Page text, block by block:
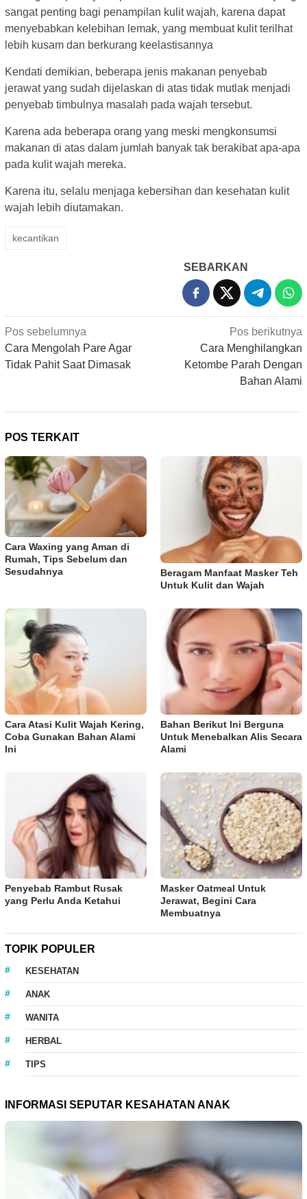
sangat penting bagi penampilan kulit wajah, karena dapat
menyebabkan kelebihan lemak, yang membuat kulit terilhat
lebih kusam dan berkurang keelastisannya
Kendati demikian, beberapa jenis makanan penyebab
jerawat yang sudah dijelaskan di atas tidak mutlak menjadi
penyebab timbulnya masalah pada wajah tersebut.
Karena ada beberapa orang yang meski mengkonsumsi
makanan di atas dalam jumlah banyak tak berakibat apa-apa
pada kulit wajah mereka.
Karena itu, selalu menjaga kebersihan dan kesehatan kulit
wajah lebih diutamakan.
kecantikan
SEBARKAN
Navigasi
pos
Pos sebelumnya
Cara Mengolah Pare Agar
Tidak Pahit Saat Dimasak
Pos berikutnya
Cara Menghilangkan
Ketombe Parah Dengan
Bahan Alami
POS TERKAIT
Cara Waxing yang Aman di
Rumah, Tips Sebelum dan
Sesudahnya
Beragam Manfaat Masker Teh
Untuk Kulit dan Wajah
Cara Atasi Kulit Wajah Kering,
Coba Gunakan Bahan Alami
Ini
Bahan Berikut Ini Berguna
Untuk Menebalkan Alis Secara
Alami
Penyebab Rambut Rusak
yang Perlu Anda Ketahui
Masker Oatmeal Untuk
Jerawat, Begini Cara
Membuatnya
TOPIK POPULER
KESEHATAN
ANAK
WANITA
HERBAL
TIPS
INFORMASI SEPUTAR KESAHATAN ANAK